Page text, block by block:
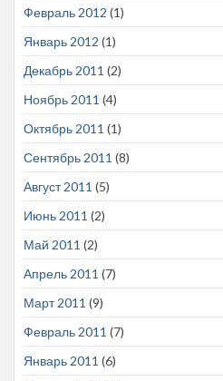
Февраль 2012 (1)
Январь 2012 (1)
Декабрь 2011 (2)
Ноябрь 2011 (4)
Октябрь 2011 (1)
Сентябрь 2011 (8)
Август 2011 (5)
Июнь 2011 (2)
Май 2011 (2)
Апрель 2011 (7)
Март 2011 (9)
Февраль 2011 (7)
Январь 2011 (6)